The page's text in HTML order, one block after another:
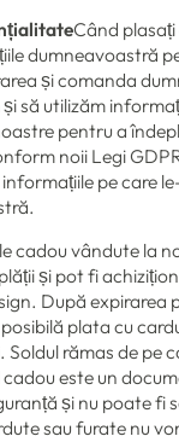
Când
dumneavoastră
și comanda
să utilizăm
pentru a
noii Legi
pe care
cadou vândute la
și pot fi
După expirarea
plata cu
rămas de pe
este un
și nu poate fi
sau furate nu